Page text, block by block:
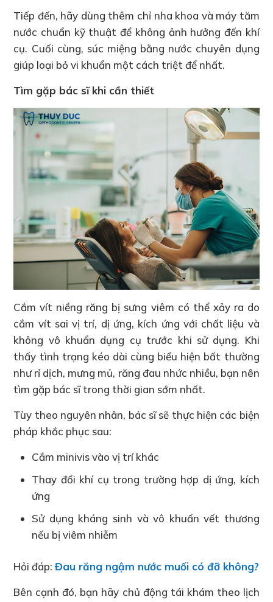
Tiếp đến, hãy dùng thêm chỉ nha khoa và máy tăm
nước chuẩn kỹ thuật để không ảnh hưởng đến khí
cụ. Cuối cùng, súc miệng bằng nước chuyên dụng
giúp loại bỏ vi khuẩn một cách triệt để nhất.
Tìm gặp bác sĩ khi cần thiết
Cắm vít niềng răng bị sưng viêm có thể xảy ra do
cắm vít sai vị trí, dị ứng, kích ứng với chất liệu và
không vô khuẩn dụng cụ trước khi sử dụng. Khi
thấy tình trạng kéo dài cùng biểu hiện bất thường
như rỉ dịch, mưng mủ, răng đau nhức nhiều, bạn nên
tìm gặp bác sĩ trong thời gian sớm nhất.
Tùy theo nguyên nhân, bác sĩ sẽ thực hiện các biện
pháp khắc phục sau:
Cắm minivis vào vị trí khác
Thay đổi khí cụ trong trường hợp dị ứng, kích
ứng
Sử dụng kháng sinh và vô khuẩn vết thương
nếu bị viêm nhiễm
Hỏi đáp:Đau răng ngậm nước muối có đỡ không?
Bên cạnh đó, bạn hãy chủ động tái khám theo lịch